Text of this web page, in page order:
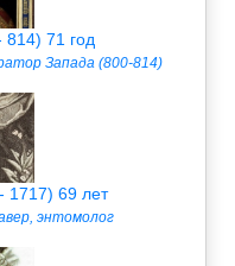
814) 71 год
Запада (800-814)
69 лет
энтомолог